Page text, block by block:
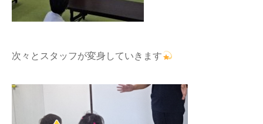
次々とスタッフが変身していきます